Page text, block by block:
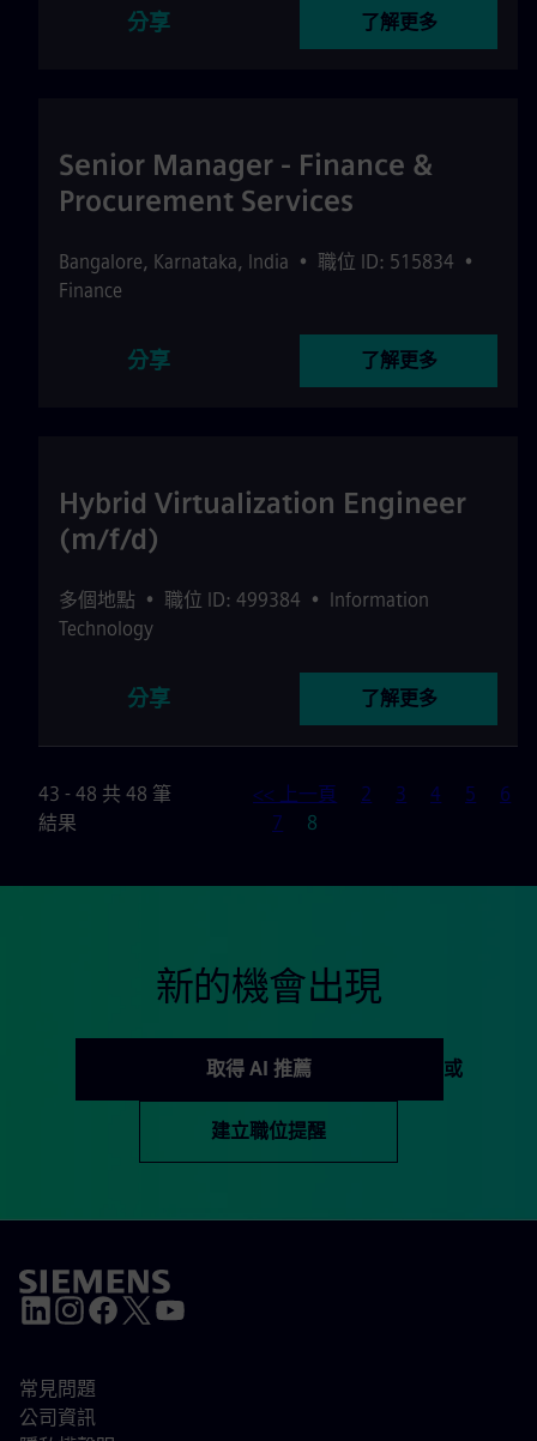
分享 了解更多
Senior Manager - Finance &
Procurement Services
Bangalore, Karnataka, India • 職位 ID: 515834 •
Finance
分享 了解更多
Hybrid Virtualization Engineer
(m/f/d)
多個地點 • 職位 ID: 499384 • Information
Technology
分享 了解更多
43 - 48 共 48 筆
結果
<< 上一頁 2 3 4 5
6
7
頁
8
新的機會出現
取得 AI 推薦 或
建立職位提醒
常見問題
公司資訊